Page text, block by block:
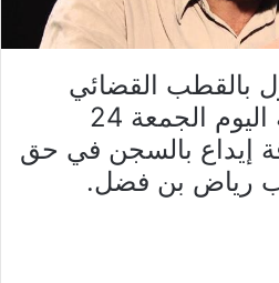
بالقطب القضائي
المالي أصدر عشية اليوم الجمعة 24
2023 بطاقة إيداع بالسجن في حق
رياض بن فضل.